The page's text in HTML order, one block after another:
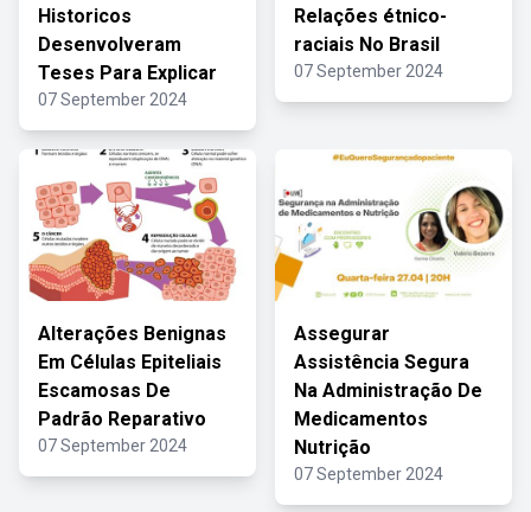
Historicos
Desenvolveram
Teses Para Explicar
07 September 2024
Relações étnico-
raciais No Brasil
07 September 2024
Alterações Benignas
Em Células Epiteliais
Escamosas De
Padrão Reparativo
07 September 2024
Assegurar
Assistência Segura
Na Administração De
Medicamentos
Nutrição
07 September 2024